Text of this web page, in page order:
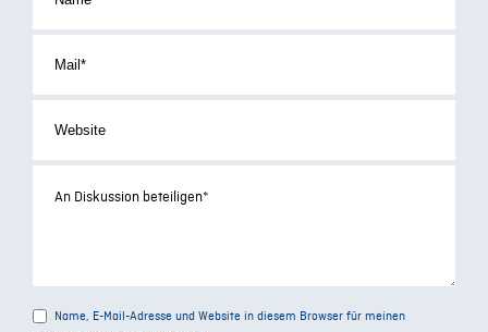
Name, E-Mail-Adresse und Website in diesem Browser für meinen